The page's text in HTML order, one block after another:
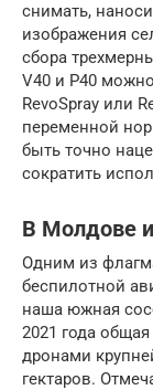
снимать,
изображения
сбора
V40 и P40
RevoSpray или
переменной
быть точно
сократить
В Молдове
Одним из
беспилотной
наша южная
2021 года
дронами
гектаров.